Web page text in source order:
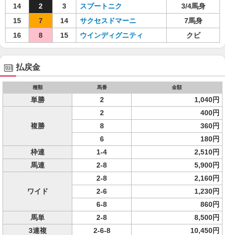
14
2 3 スプートニク
3/4馬身
15
7 14 サクセスドマーニ
7馬身
16
8 15 ウインディグニティ クビ
払戻金
種類 馬番 金額
単勝 2 1,040円
複勝
2
400円
8
360円
6
180円
枠連
1-4
2,510円
馬連
2-8 5,900円
ワイド
2-8
2,160円
2-6
1,230円
6-8
860円
馬単
2-8
8,500円
3連複
2-6-8
10,450円